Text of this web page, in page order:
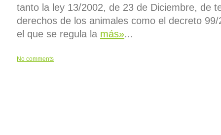
tanto la ley 13/2002, de 23 de Diciembre, de
derechos de los animales como el decreto
el que se regula la más»...
No comments